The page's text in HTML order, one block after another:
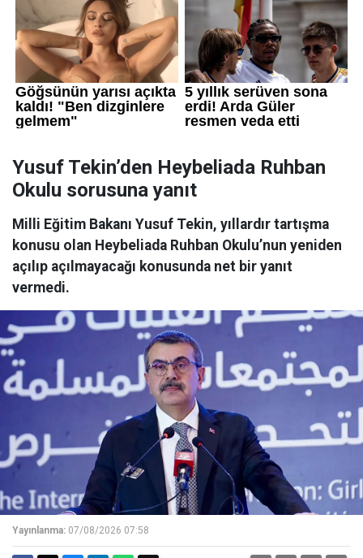
Yusuf Tekin’den Heybeliada Ruhban
Okulu sorusuna yanıt
Milli Eğitim Bakanı Yusuf Tekin, yıllardır tartışma
konusu olan Heybeliada Ruhban Okulu’nun yeniden
açılıp açılmayacağı konusunda net bir yanıt
vermedi.
Yayınlanma: 07/08/2026 07:58